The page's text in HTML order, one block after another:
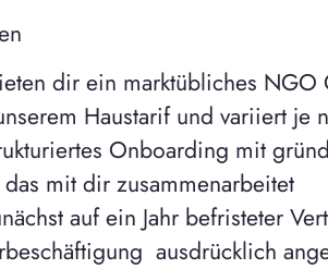
dir ein marktübliches NGO
Haustarif und variiert je
Onboarding mit
das mit dir zusammenarbeitet
auf ein Jahr befristeter
ausdrücklich